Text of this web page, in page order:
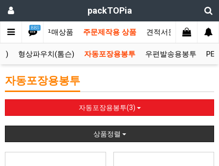
packTOPia
BBS
메인 즉시구매상품 주문제작용 상품 견적서문의 커뮤니
) 형상파우치(톰슨) 자동포장용봉투 우편발송용봉투
자동포장용봉투
자동포장용봉투(3)
상품정렬